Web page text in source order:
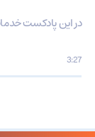
در این پادکست
3:27